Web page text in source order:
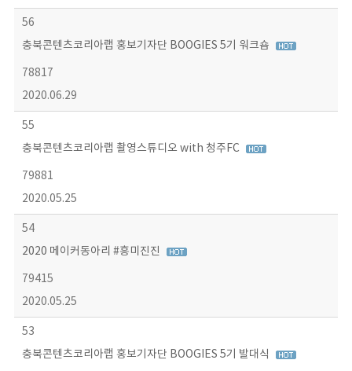
56
충북콘텐츠코리아랩 홍보기자단 BOOGIES 5기 워크숍
78817
2020.06.29
55
충북콘텐츠코리아랩 촬영스튜디오 with 청주FC
79881
2020.05.25
54
2020 메이커동아리 #흥미진진
79415
2020.05.25
53
충북콘텐츠코리아랩 홍보기자단 BOOGIES 5기 발대식